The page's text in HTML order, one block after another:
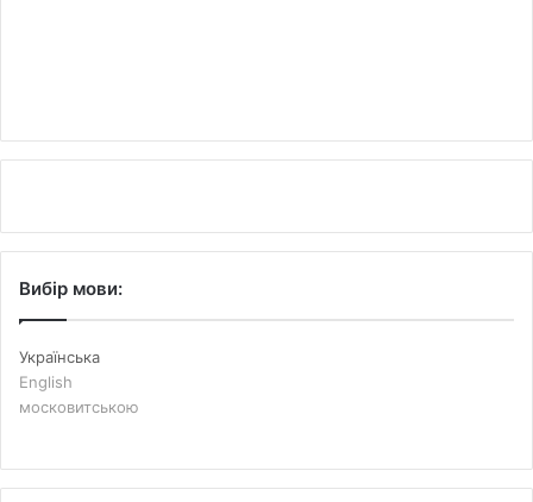
Вибір мови:
Українська
English
московитською